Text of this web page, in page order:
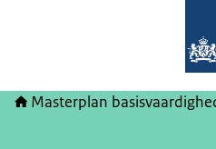
Masterplan